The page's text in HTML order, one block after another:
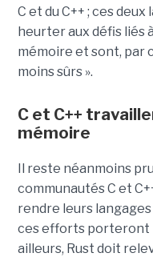
C et du C++ ; ces
heurter aux défis liés
mémoire et sont, par
moins sûrs ».
C et C++
mémoire
Il reste néanmoins
communautés C et
rendre leurs langages
ces efforts porteront
ailleurs, Rust doit